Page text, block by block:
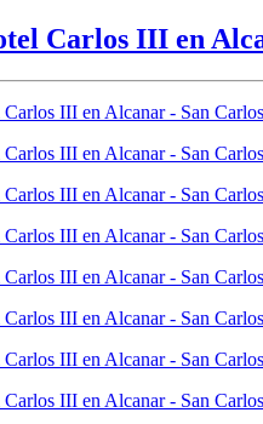
Carlos III en